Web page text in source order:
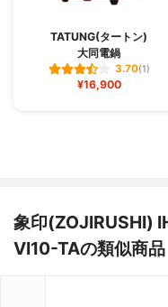
TATUNG(タートン)
大同電鍋
3.70(1)
¥16,900
象印(ZOJIRUSHI)
VI10-TAの類似商